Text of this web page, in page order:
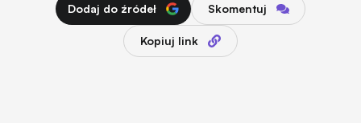
Dodaj do źródeł Skomentuj
Kopiuj link